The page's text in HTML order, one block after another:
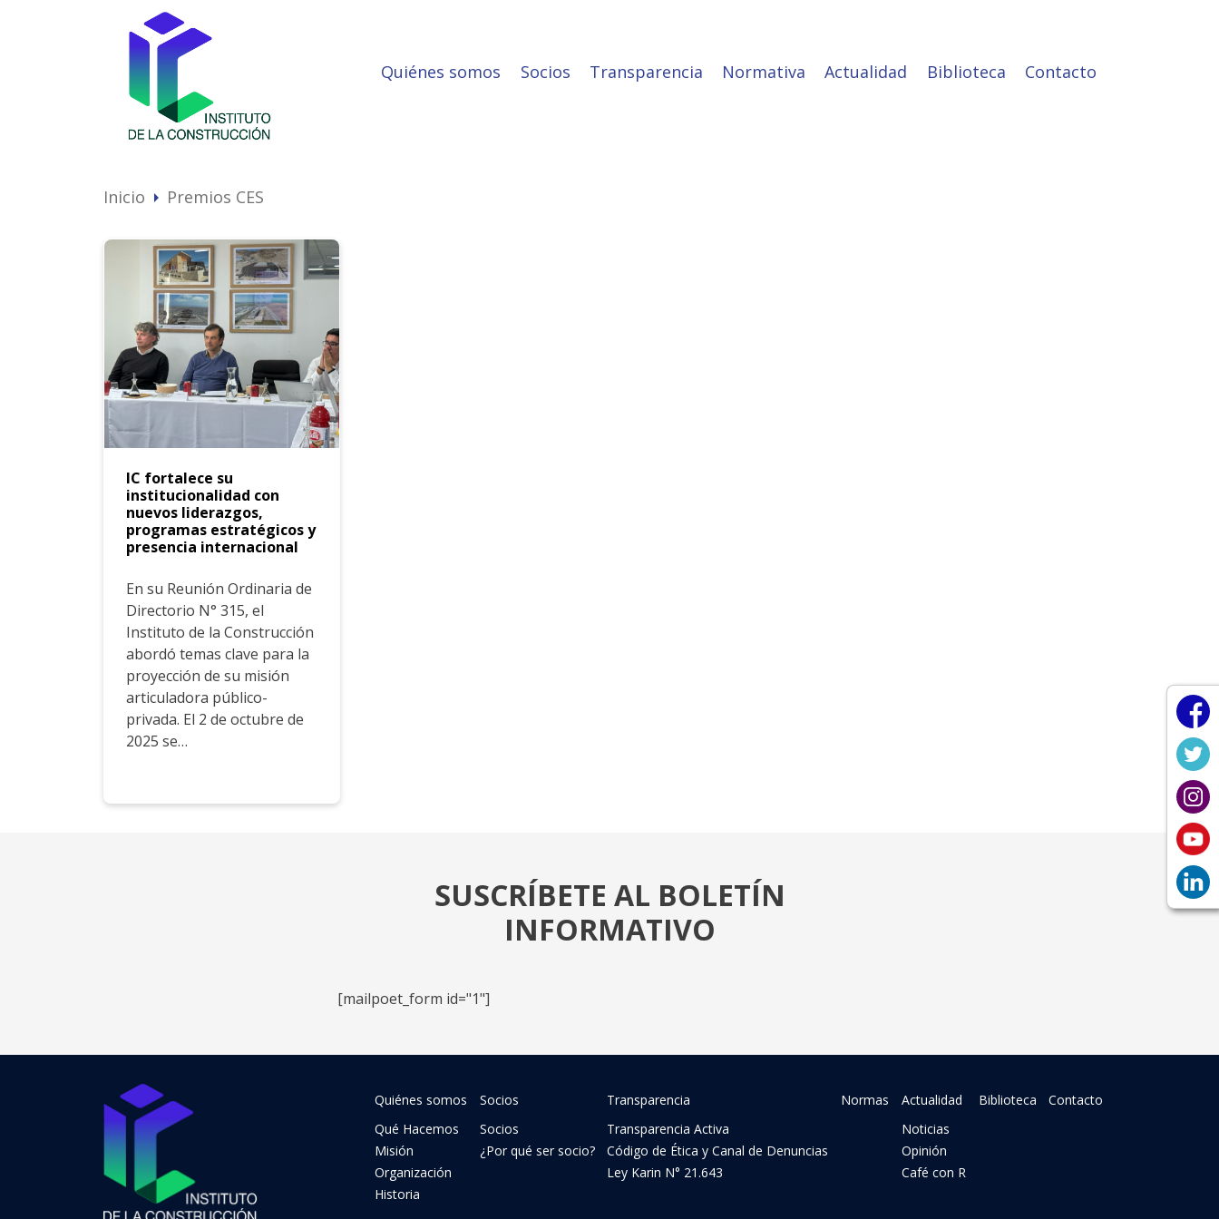
Quiénes somos Socios Transparencia Normativa Actualidad Biblioteca Contacto
Inicio arrow_right Premios CES
IC fortalece su
institucionalidad con
nuevos liderazgos,
programas estratégicos y
presencia internacional
En su Reunión Ordinaria de
Directorio N° 315, el
Instituto de la Construcción
abordó temas clave para la
proyección de su misión
articuladora público-
privada. El 2 de octubre de
2025 se…
SUSCRÍBETE AL BOLETÍN
INFORMATIVO
[mailpoet_form id="1"]
Quiénes somos
Qué Hacemos
Misión
Organización
Historia
Socios
Socios
¿Por qué ser socio?
Transparencia
Transparencia Activa
Código de Ética y Canal de Denuncias
Ley Karin N° 21.643
Normas
Actualidad
Noticias
Opinión
Café con R
Biblioteca Contacto